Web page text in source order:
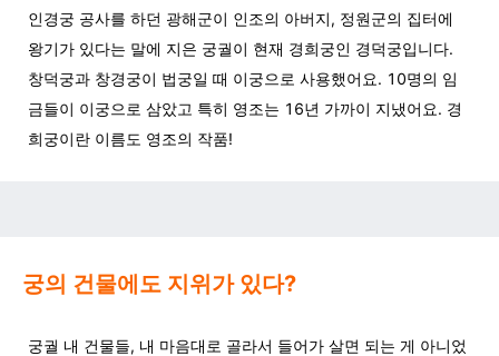
인경궁 공사를 하던 광해군이 인조의 아버지, 정원군의 집터에
왕기가 있다는 말에 지은 궁궐이 현재 경희궁인 경덕궁입니다.
창덕궁과 창경궁이 법궁일 때 이궁으로 사용했어요. 10명의 임
금들이 이궁으로 삼았고 특히 영조는 16년 가까이 지냈어요. 경
희궁이란 이름도 영조의 작품!
궁의 건물에도 지위가 있다?
궁궐 내 건물들, 내 마음대로 골라서 들어가 살면 되는 게 아니었